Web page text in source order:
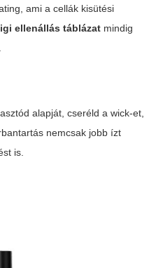
ami a cellák kisütési
ellenállás táblázat mindig
alapját, cseréld a wick-et,
nemcsak jobb ízt
is.